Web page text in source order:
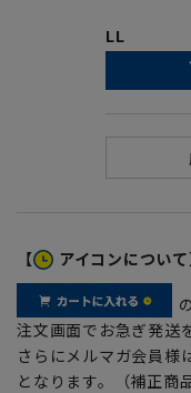
LL
【 アイコンについて
注文画面でお急ぎ発送
さらにメルマガ会員様
となります。（補正商